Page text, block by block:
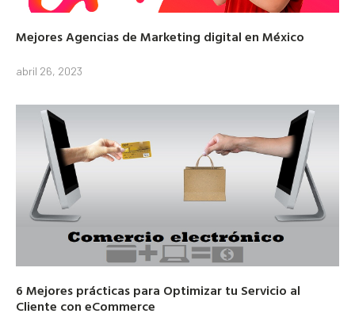
Mejores Agencias de Marketing digital en México
abril 26, 2023
6 Mejores prácticas para Optimizar tu Servicio al
Cliente con eCommerce